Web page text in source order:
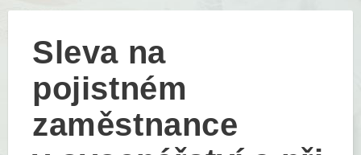
Sleva na
pojistném
zaměstnance